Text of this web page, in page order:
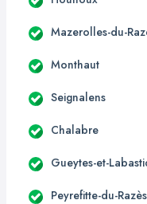
Mazerolles-du-
Monthaut
Seignalens
Chalabre
Gueytes-et-
Peyrefitte-du-Razès